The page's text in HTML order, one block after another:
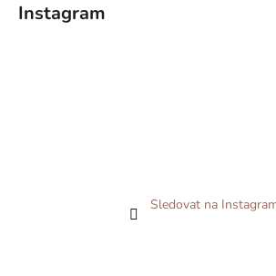
Instagram
Sledovat na